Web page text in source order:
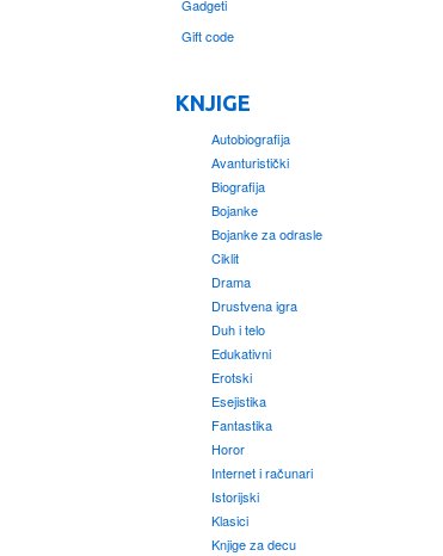
Gadgeti
Gift code
KNJIGE
Autobiografija
Avanturistički
Biografija
Bojanke
Bojanke za odrasle
Ciklit
Drama
Drustvena igra
Duh i telo
Edukativni
Erotski
Esejistika
Fantastika
Horor
Internet i računari
Istorijski
Klasici
Knjige za decu